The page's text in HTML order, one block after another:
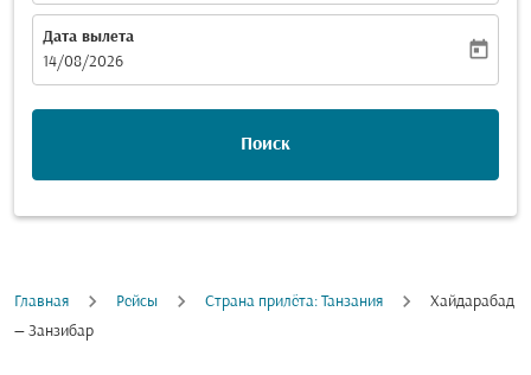
Дата вылета
fc-booking-departure-date-aria-label
14/08/2026
today
Поиск
Главная Рейсы Cтрана прилёта: Танзания
Хайдарабад
— Занзибар